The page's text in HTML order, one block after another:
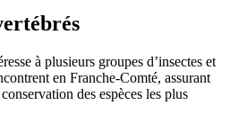
à plusieurs groupes d’insectes et
en Franche-Comté, assurant
des espèces les plus